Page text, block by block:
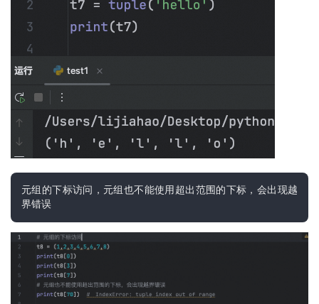
元组的下标访问，元组也不能使用超出范围的下标，会出现越
界错误